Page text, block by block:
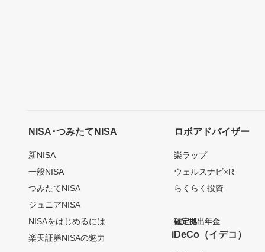
NISA･つみたてNISA
新NISA
一般NISA
つみたてNISA
ジュニアNISA
NISAをはじめるには
楽天証券NISAの魅力
ロボアドバイザー
楽ラップ
ウェルスナビ×R
らくらく投資
確定拠出年金
iDeCo（イデコ）